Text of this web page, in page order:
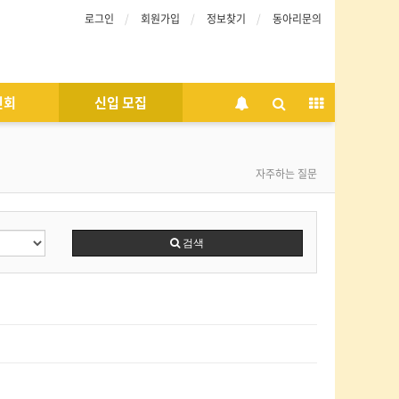
로그인 회원가입 정보찾기 동아리문의
신입 모집
자주하는 질문
검색